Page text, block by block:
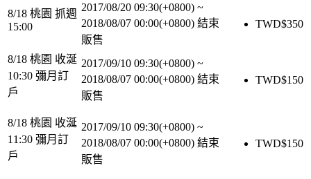
8/18 桃園 抓週
15:00
2017/08/20 09:30(+0800) ~
2018/08/07 00:00(+0800) 結束
販售
TWD$350
8/18 桃園 收涎
10:30 彌月訂
戶
2017/09/10 09:30(+0800) ~
2018/08/07 00:00(+0800) 結束
販售
TWD$150
8/18 桃園 收涎
11:30 彌月訂
戶
2017/09/10 09:30(+0800) ~
2018/08/07 00:00(+0800) 結束
販售
TWD$150